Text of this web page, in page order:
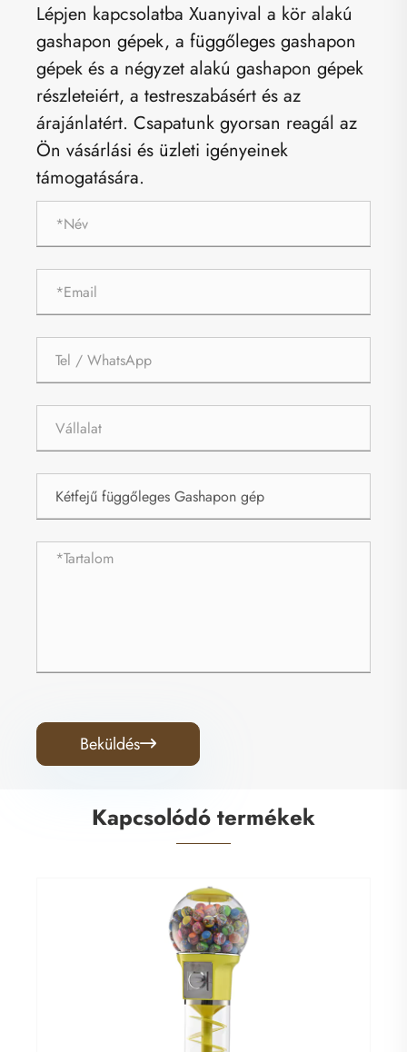
Lépjen kapcsolatba Xuanyival a kör alakú
gashapon gépek, a függőleges gashapon
gépek és a négyzet alakú gashapon gépek
részleteiért, a testreszabásért és az
árajánlatért. Csapatunk gyorsan reagál az
Ön vásárlási és üzleti igényeinek
támogatására.
Beküldés
Kapcsolódó termékek